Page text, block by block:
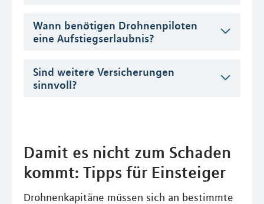
Wann benötigen Drohnenpiloten
eine Aufstiegserlaubnis?
Sind weitere Versicherungen
sinnvoll?
Damit es nicht zum Schaden
kommt: Tipps für Einsteiger
Drohnenkapitäne müssen sich an bestimmte